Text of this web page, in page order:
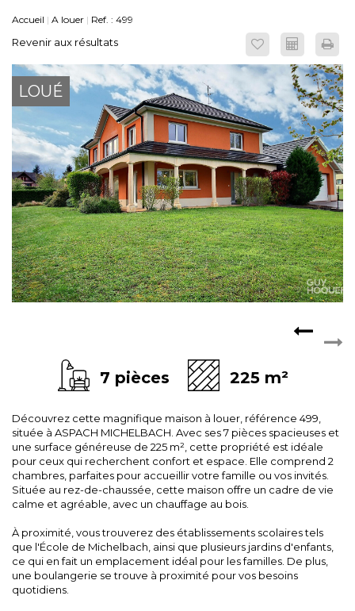
ESPACE CLIENTS
Accueil A louer Ref. : 499
Revenir aux résultats
LOUÉ
7 pièces 225 m²
Découvrez cette magnifique maison à louer, référence 499,
située à ASPACH MICHELBACH. Avec ses 7 pièces spacieuses et
une surface généreuse de 225 m², cette propriété est idéale
pour ceux qui recherchent confort et espace. Elle comprend 2
chambres, parfaites pour accueillir votre famille ou vos invités.
Située au rez-de-chaussée, cette maison offre un cadre de vie
calme et agréable, avec un chauffage au bois.
À proximité, vous trouverez des établissements scolaires tels
que l'École de Michelbach, ainsi que plusieurs jardins d'enfants,
ce qui en fait un emplacement idéal pour les familles. De plus,
une boulangerie se trouve à proximité pour vos besoins
quotidiens.